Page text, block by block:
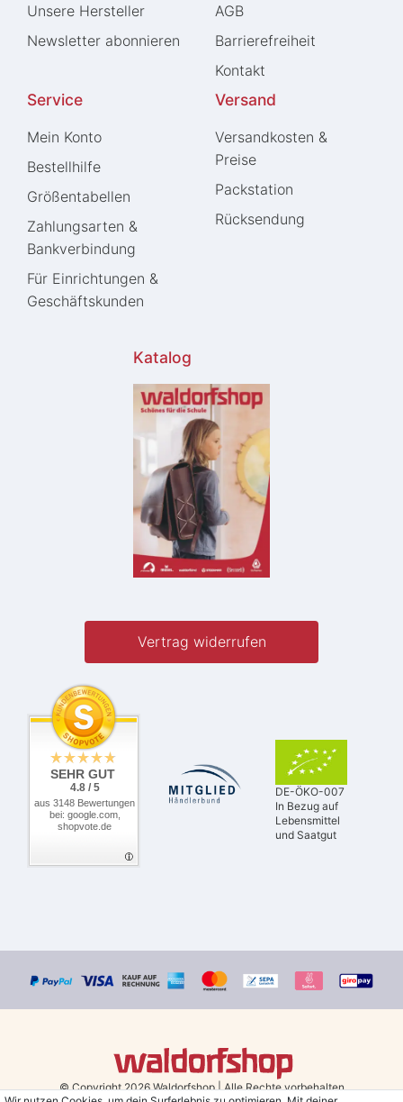
Unsere Hersteller
Newsletter abonnieren
AGB
Barrierefreiheit
Kontakt
Service
Mein Konto
Bestellhilfe
Größentabellen
Zahlungsarten &
Bankverbindung
Für Einrichtungen &
Geschäftskunden
Versand
Versandkosten &
Preise
Packstation
Rücksendung
Katalog
Vertrag widerrufen
SEHR GUT
4.8 / 5
aus 3148 Bewertungen
bei: google.com,
shopvote.de
DE-ÖKO-007
In Bezug auf
Lebensmittel
und Saatgut
© Copyright 2026 Waldorfshop|Alle Rechte vorbehalten.